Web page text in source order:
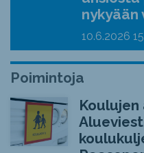
nykyään
10.6.2026
Poimintoja
Koulujen